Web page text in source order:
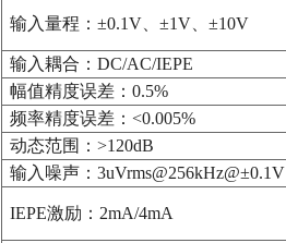
输入量程： ±0.1V、±1V、±10V
输入耦合： DC/AC/IEPE
幅值精度误差： 0.5%
频率精度误差： <0.005%
动态范围： >120dB
输入噪声： 3uVrms@256kHz@±0.1V
IEPE激励：2mA/4mA